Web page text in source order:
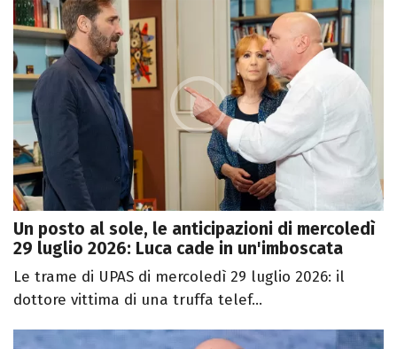
Un posto al sole, le anticipazioni di mercoledì
29 luglio 2026: Luca cade in un'imboscata
Le trame di UPAS di mercoledì 29 luglio 2026: il
dottore vittima di una truffa telef...